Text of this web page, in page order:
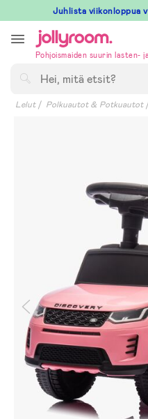
till
innehållet
Juhlista viikonloppua
Pohjoismaiden suurin lasten-
Lelut Polkuautot & Potkuautot